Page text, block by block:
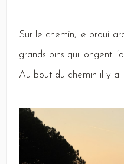
Sur le chemin, le
grands pins qui longent
Au bout du chemin il y a